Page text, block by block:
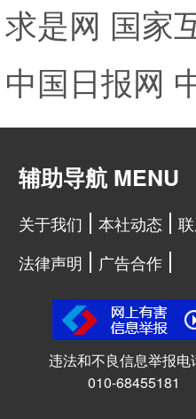
求是网 国家
中国日报网
辅助导航 MENU
关于我们 本社动态
法律声明
广告合作
违法和不良信息举报电
010-68455181